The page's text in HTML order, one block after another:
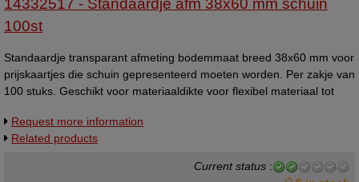
14332517 - Standaardje afm 38x60 mm schuin
100st
Standaardje transparant afmeting bodemmaat breed 38x60 mm voor
prijskaartjes die schuin gepresenteerd moeten worden. Per zakje van
100 stuks. Geschikt voor materiaaldikte voor flexibel materiaal tot
kaarthoudertje.
Request more information
Related products
Current status :